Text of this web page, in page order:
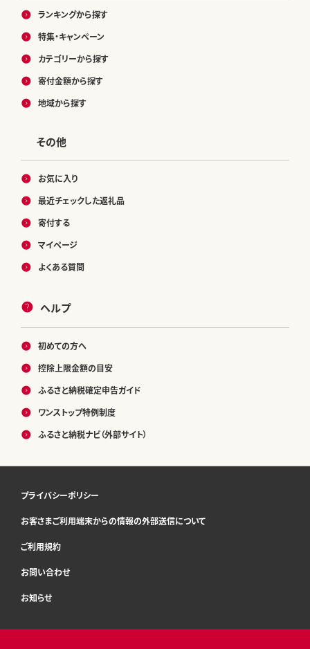
ランキングから探す
特集・キャンペーン
カテゴリーから探す
寄付金額から探す
地域から探す
その他
お気に入り
最近チェックした返礼品
寄付する
マイページ
よくある質問
ヘルプ
初めての方へ
控除上限金額の目安
ふるさと納税確定申告ガイド
ワンストップ特例制度
ふるさと納税ナビ（外部サイト）
プライバシーポリシー
お客さまご利用端末からの情報の外部送信について
ご利用規約
お問い合わせ
お知らせ